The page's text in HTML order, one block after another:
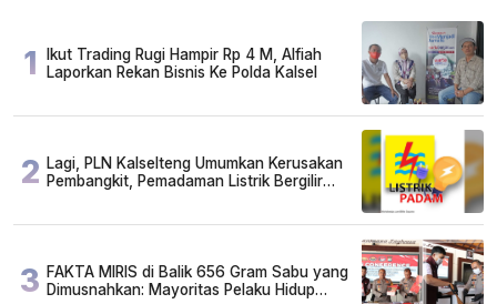
1
Ikut Trading Rugi Hampir Rp 4 M, Alfiah
Laporkan Rekan Bisnis Ke Polda Kalsel
2 Lagi, PLN Kalselteng Umumkan Kerusakan
Pembangkit, Pemadaman Listrik Bergilir
3 FAKTA MIRIS di Balik 656 Gram Sabu yang
Dimusnahkan: Mayoritas Pelaku Hidup